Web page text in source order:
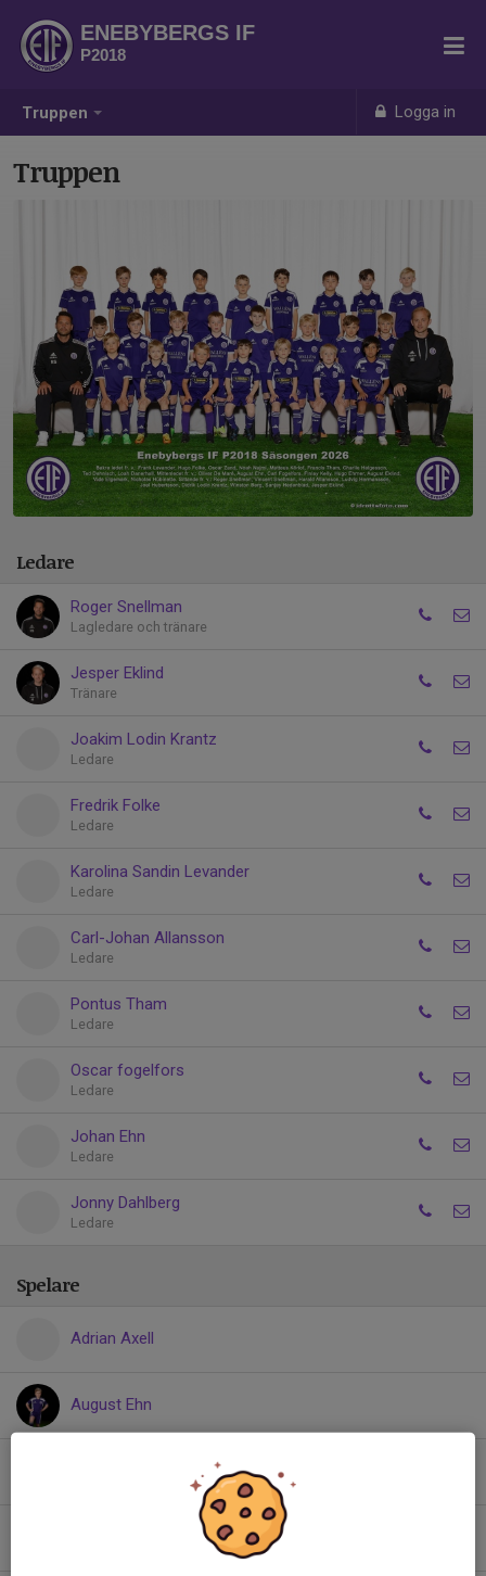
Truppen Logga in
ENEBYBERGS IF
P2018
Truppen
Ledare
Roger Snellman
Lagledare och tränare
Jesper Eklind
Tränare
Joakim Lodin Krantz
Ledare
Fredrik Folke
Ledare
Karolina Sandin Levander
Ledare
Carl-Johan Allansson
Ledare
Pontus Tham
Ledare
Oscar fogelfors
Ledare
Johan Ehn
Ledare
Jonny Dahlberg
Ledare
Spelare
Adrian Axell
August Ehn